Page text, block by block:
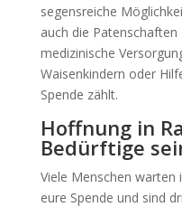
segensreiche
auch die
medizinische
Waisenkindern oder
Spende zählt.
Hoffnung in
Bedürftige
Viele Menschen
eure Spende und sind